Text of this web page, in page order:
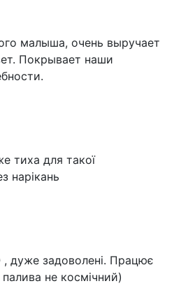
малыша, очень выручает
Покрывает наши
тиха для такої
нарікань
дуже задоволені. Працює
палива не космічний)